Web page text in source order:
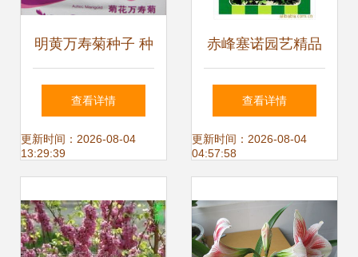
明黄万寿菊种子 种
植指南与产品选购
全攻略
查看详情
更新时间：2026-08-04
13:29:39
赤峰塞诺园艺精品
花卉种子与种苗产
品全览
查看详情
更新时间：2026-08-04
04:57:58